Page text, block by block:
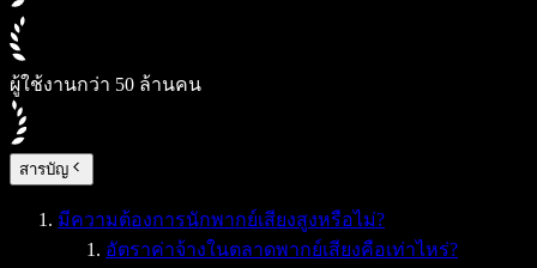
ผู้ใช้งานกว่า 50 ล้านคน
สารบัญ
มีความต้องการนักพากย์เสียงสูงหรือไม่?
อัตราค่าจ้างในตลาดพากย์เสียงคือเท่าไหร่?